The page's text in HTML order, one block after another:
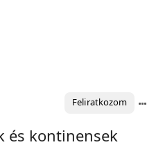
Feliratkozom
és kontinensek